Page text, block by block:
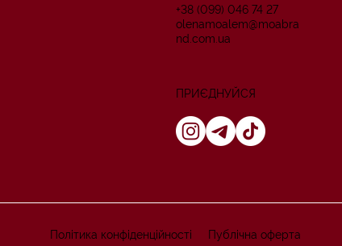
Політика конфіденційності Публічна оферта
+38 (099) 046 74 27
оlenamoalem@moabra
nd.com.ua
ПРИЄДНУЙСЯ